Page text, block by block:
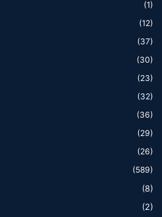
(1)
(12)
(37)
(30)
(23)
(32)
(36)
(29)
(26)
(589)
(8)
(2)